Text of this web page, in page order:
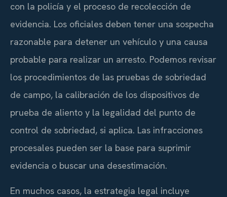
con la policía y el proceso de recolección de
evidencia. Los oficiales deben tener una sospecha
razonable para detener un vehículo y una causa
probable para realizar un arresto. Podemos revisar
los procedimientos de las pruebas de sobriedad
de campo, la calibración de los dispositivos de
prueba de aliento y la legalidad del punto de
control de sobriedad, si aplica. Las infracciones
procesales pueden ser la base para suprimir
evidencia o buscar una desestimación.
En muchos casos, la estrategia legal incluye